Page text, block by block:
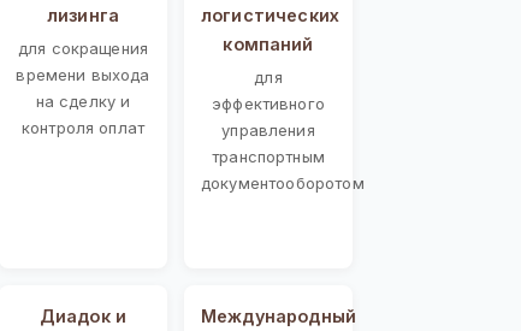
лизинга
для сокращения
времени выхода
на сделку и
контроля оплат
логистических
компаний
для
эффективного
управления
транспортным
документооборотом
Диадок и
Международный